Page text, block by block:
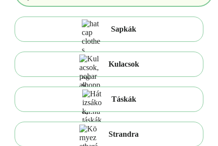
Sapkák
Kulacsok
Táskák
Strandra